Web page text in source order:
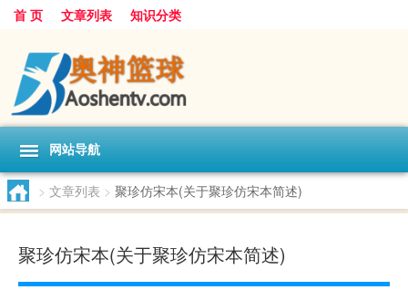
首 页 文章列表 知识分类
网站导航
> 文章列表 > 聚珍仿宋本(关于聚珍仿宋本简述)
聚珍仿宋本(关于聚珍仿宋本简述)